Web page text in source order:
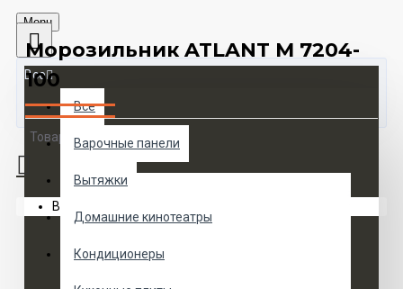
Menu
Все
Все
Варочные панели
Вытяжки
Домашние кинотеатры
Кондиционеры
Товаров 0 (0 руб.)
Ваша корзина пуста!
Морозильник ATLANT М 7204-
100